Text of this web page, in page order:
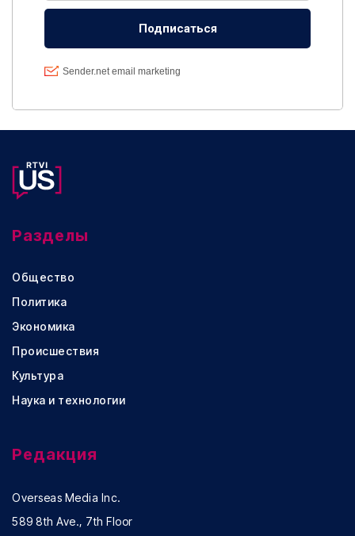
Разделы
Общество
Политика
Экономика
Происшествия
Культура
Наука и технологии
Редакция
Overseas Media Inc.
589 8th Ave., 7th Floor